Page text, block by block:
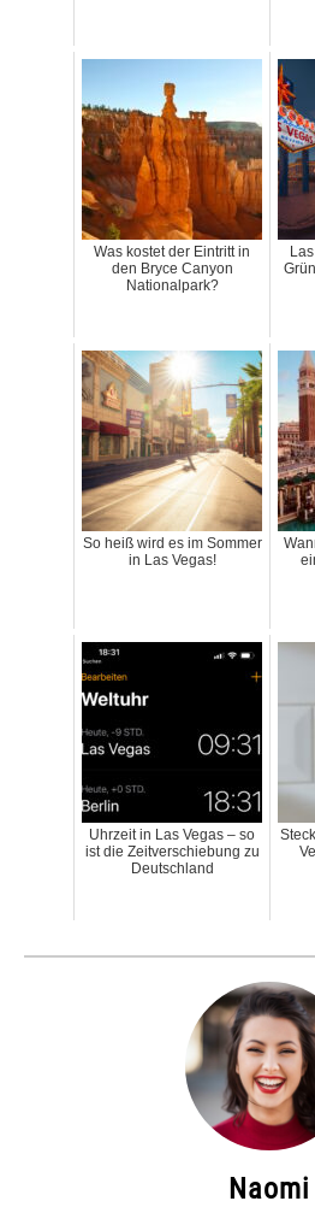
Was kostet der Eintritt in
den Bryce Canyon
Nationalpark?
So heiß wird es im Sommer
in Las Vegas!
Uhrzeit in Las Vegas – so
ist die Zeitverschiebung zu
Deutschland
Naomi